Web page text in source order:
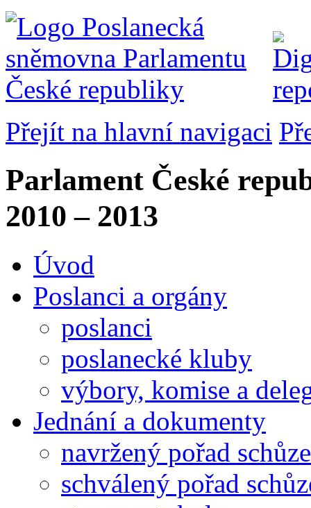
Přejít na hlavní navigaci
Parlament České
2010 – 2013
Úvod
Poslanci a orgány
poslanci
poslanecké kluby
výbory, komise a
Jednání a dokumenty
navržený pořad schůze
schválený pořad